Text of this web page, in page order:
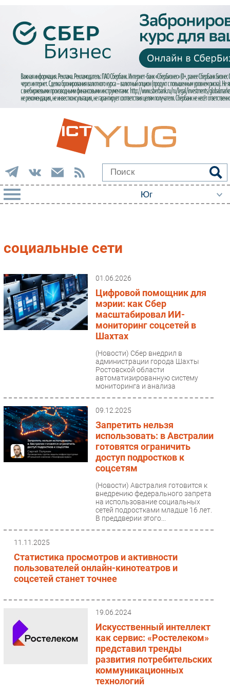
Импорто­замещение
Интернет
Мобильная связь
Фиксированная связь
Интеграция
Рынок ПК
Кадры
Регулирование
Финансы
Web
Здоровье
РАЗДЕЛЫ
Новости
Мероприятия
Проекты
социальные сети
01.06.2026
Цифровой помощник для
мэрии: как Сбер
масштабировал ИИ-
мониторинг соцсетей в
Шахтах
(Новости) Сбер внедрил в
администрации города Шахты
Ростовской области
автоматизированную систему
мониторинга и анализа
09.12.2025
Запретить нельзя
использовать: в Австралии
готовятся ограничить
доступ подростков к
соцсетям
(Новости) Австралия готовится к
внедрению федерального запрета
на использование социальных
сетей подростками младше 16 лет.
В преддверии этого...
11.11.2025
Статистика просмотров и активности
пользователей онлайн-кинотеатров и
соцсетей станет точнее
19.06.2024
Искусственный интеллект
как сервис: «Ростелеком»
представил тренды
развития потребительских
коммуникационных
технологий